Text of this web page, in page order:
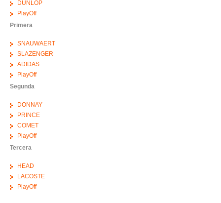
DUNLOP
PlayOff
Primera
SNAUWAERT
SLAZENGER
ADIDAS
PlayOff
Segunda
DONNAY
PRINCE
COMET
PlayOff
Tercera
HEAD
LACOSTE
PlayOff